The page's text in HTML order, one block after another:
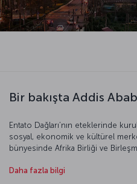
Bir bakışta Addis
Entato Dağları’nın eteklerinde
sosyal, ekonomik ve kültürel
bünyesinde Afrika Birliği ve
anlamı “yeni çiçek”. Kozmopolit
Daha fazla bilgi